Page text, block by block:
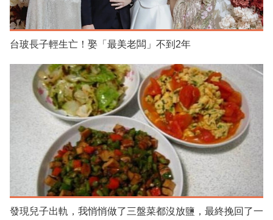
台玻長子輕生亡！娶「最美老闆」不到2年
發現兒子出軌，我悄悄做了三盤菜都沒放鹽，最終挽回了一